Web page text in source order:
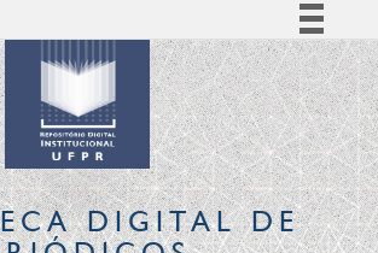
Simplifique!
Comunica BR
Participe
Acesso à informação
Legislação
Canais
DIGITALDE